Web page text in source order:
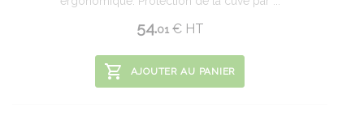
54.01 €HT
AJOUTER AU PANIER